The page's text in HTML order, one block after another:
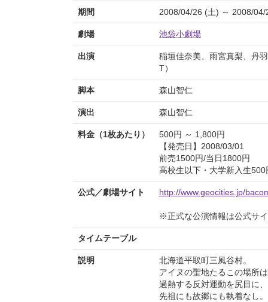
期間 2008/04/26 (土) ～ 2008/04/
劇場 池袋小劇場
出演
稲垣佳奈美、雨宮真梨、丹
T）
脚本 森山智仁
演出 森山智仁
料金（1枚あたり）
500円 ～ 1,800円
【発売日】2008/03/01
前売1500円/当日1800円
高校生以下・大学新入生
公式／劇場サイト http://www.geocities.jp/
※正式な公演情報は公式サ
タイムテーブル
説明
北海道平取町三風谷村。
アイヌの聖地たるこの場所
過熱する反対運動を尻目に
先祖にも故郷にも執着なし